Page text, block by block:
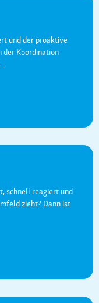
und der proaktive
der Koordination
schnell reagiert und
zieht? Dann ist